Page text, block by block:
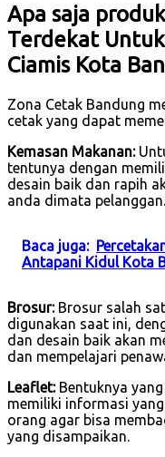
Apa saja
Terdekat
Ciamis Kota
Zona Cetak Bandung
cetak yang dapat
Kemasan Makanan:
tentunya dengan
desain baik dan rapih
anda dimata pelanggan.
Baca juga:
Antapani Kidul Kota
Brosur:Brosur salah
digunakan saat ini,
dan desain baik akan
dan mempelajari
Leaflet:Bentuknya
memiliki informasi
orang agar bisa
yang disampaikan.